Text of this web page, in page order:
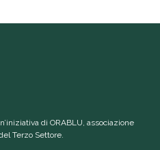
di ORABLU, associazione
Terzo Settore.